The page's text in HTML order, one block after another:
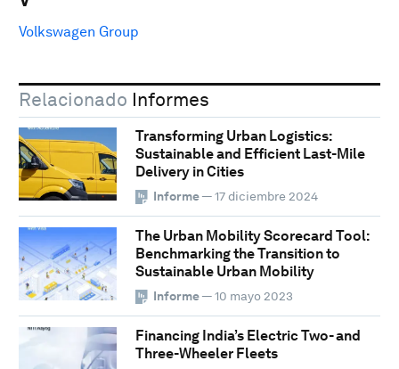
Volkswagen Group
Relacionado Informes
Transforming Urban Logistics:
Sustainable and Efficient Last-Mile
Delivery in Cities
Informe— 17 diciembre 2024
The Urban Mobility Scorecard Tool:
Benchmarking the Transition to
Sustainable Urban Mobility
Informe— 10 mayo 2023
Financing India’s Electric Two- and
Three-Wheeler Fleets